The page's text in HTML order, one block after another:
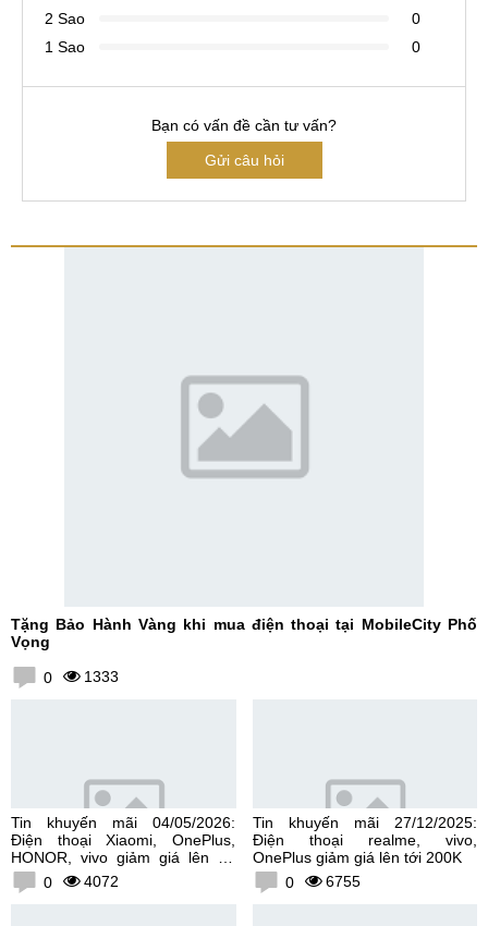
2 Sao
0
1 Sao
0
Bạn có vấn đề cần tư vấn?
Gửi câu hỏi
Tặng Bảo Hành Vàng khi mua điện thoại tại MobileCity Phố
Vọng
0 1333
Tin khuyến mãi 04/05/2026:
Điện thoại Xiaomi, OnePlus,
HONOR, vivo giảm giá lên tới
300K0 4072
Tin khuyến mãi 27/12/2025:
Điện thoại realme, vivo,
OnePlus giảm giá lên tới 200K
0
6755